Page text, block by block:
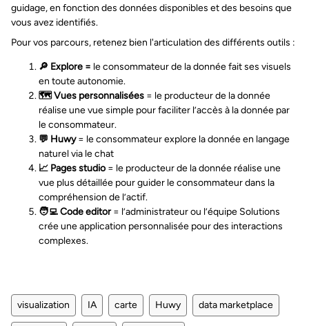
guidage, en fonction des données disponibles et des besoins que
vous avez identifiés.
Pour vos parcours, retenez bien l'articulation des différents outils :
🔎 Explore = le consommateur de la donnée fait ses visuels
en toute autonomie.
🗺️ Vues personnalisées = le producteur de la donnée
réalise une vue simple pour faciliter l’accès à la donnée par
le consommateur.
💬 Huwy= le consommateur explore la donnée en langage
naturel via le chat
📈 Pages studio = le producteur de la donnée réalise une
vue plus détaillée pour guider le consommateur dans la
compréhension de l’actif.
🧑‍💻 Code editor= l’administrateur ou l’équipe Solutions
crée une application personnalisée pour des interactions
complexes.
visualization IA carte Huwy data marketplace